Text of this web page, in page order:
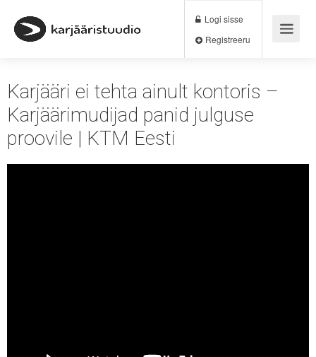
Logi sisse
Registreeru
Karjääri ei tehta ainult kontoris –
Karjäärimudijad panid julguse
proovile | KTM Eesti